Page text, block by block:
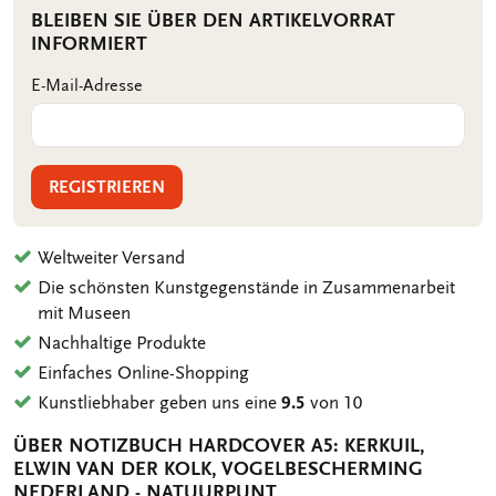
BLEIBEN SIE ÜBER DEN ARTIKELVORRAT
INFORMIERT
E-Mail-Adresse
REGISTRIEREN
Weltweiter Versand
Die schönsten Kunstgegenstände in Zusammenarbeit
mit Museen
Nachhaltige Produkte
Einfaches Online-Shopping
Kunstliebhaber geben uns eine9.5 von 10
ÜBER NOTIZBUCH HARDCOVER A5: KERKUIL,
ELWIN VAN DER KOLK, VOGELBESCHERMING